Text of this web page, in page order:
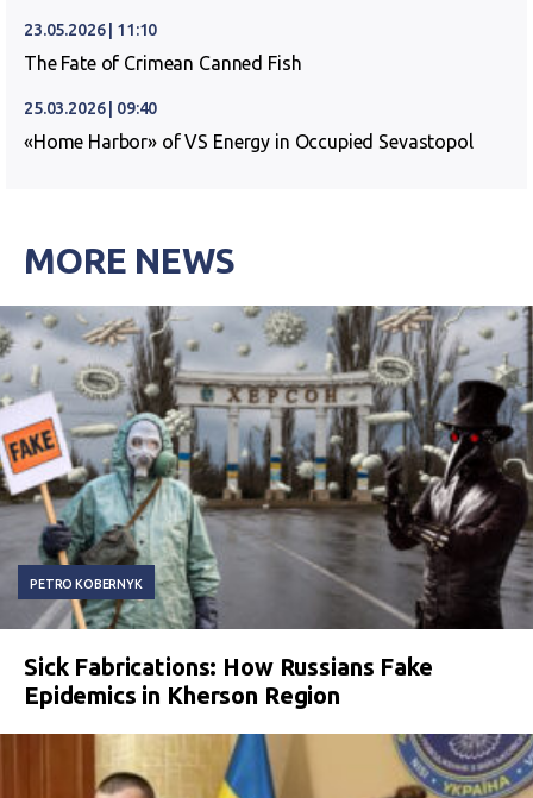
23.05.2026 | 11:10
The Fate of Crimean Canned Fish
25.03.2026 | 09:40
«Home Harbor» of VS Energy in Occupied Sevastopol
MORE NEWS
PETRO KOBERNYK
Sick Fabrications: How Russians Fake
Epidemics in Kherson Region